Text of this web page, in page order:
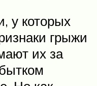
у которых
грыжи
их за